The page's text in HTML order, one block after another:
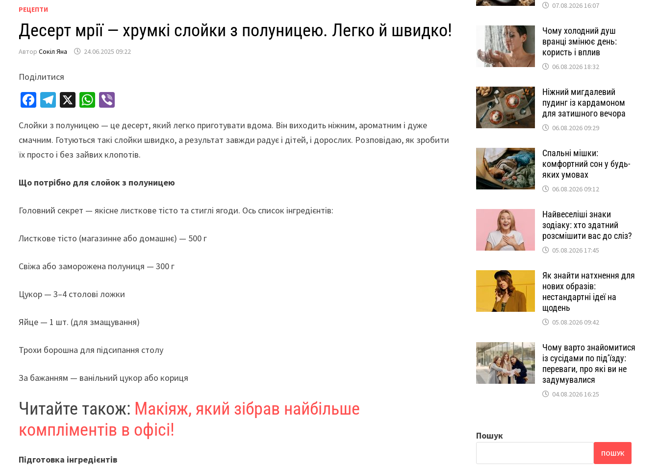
РЕЦЕПТИ
Десерт мрії — хрумкі слойки з полуницею. Легко й швидко!
АвторСокіл Яна 24.06.2025 09:22
Поділитися
Fa
b
o
o
k
Te
gr
a
m
X
W
at
sA
p
p
er
Слойки з полуницею — це десерт, який легко приготувати вдома. Він виходить ніжним, ароматним і дуже
смачним. Готуються такі слойки швидко, а результат завжди радує і дітей, і дорослих. Розповідаю, як зробити
їх просто і без зайвих клопотів.
Що потрібно для слойок з полуницею
Головний секрет — якісне листкове тісто та стиглі ягоди. Ось список інгредієнтів:
Листкове тісто (магазинне або домашнє) — 500 г
Свіжа або заморожена полуниця — 300 г
Цукор — 3–4 столові ложки
Яйце — 1 шт. (для змащування)
Трохи борошна для підсипання столу
За бажанням — ванільний цукор або кориця
Читайте також: Макіяж, який зібрав найбільше
компліментів в офісі!
Підготовка інгредієнтів
07.08.2026 16:07
Чому холодний душ
вранці змінює день:
користь і вплив
06.08.2026 18:32
Ніжний мигдалевий
пудинг із кардамоном
для затишного вечора
06.08.2026 09:29
Спальні мішки:
комфортний сон у будь-
яких умовах
06.08.2026 09:12
Найвеселіші знаки
зодіаку: хто здатний
розсмішити вас до сліз?
05.08.2026 17:45
Як знайти натхнення для
нових образів:
нестандартні ідеї на
щодень
05.08.2026 09:42
Чому варто знайомитися
із сусідами по під’їзду:
переваги, про які ви не
задумувалися
04.08.2026 16:25
Пошук
ПОШУК